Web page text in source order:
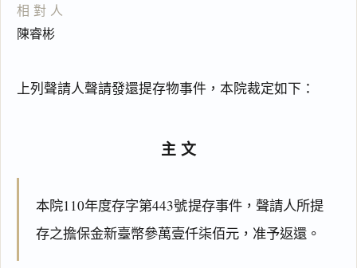
相對人
陳睿彬
上列聲請人聲請發還提存物事件，本院裁定如下：
主文
本院110年度存字第443號提存事件，聲請人所提
存之擔保金新臺幣參萬壹仟柒佰元，准予返還。